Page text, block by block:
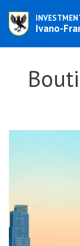
Ivano-